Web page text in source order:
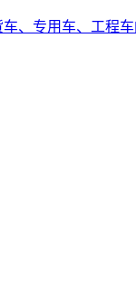
、专用车、工程